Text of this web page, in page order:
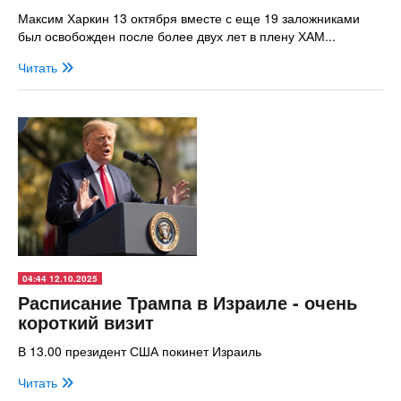
Максим Харкин 13 октября вместе с еще 19 заложниками
был освобожден после более двух лет в плену ХАМ...
Читать
04:44 12.10.2025
Расписание Трампа в Израиле - очень
короткий визит
В 13.00 президент США покинет Израиль
Читать